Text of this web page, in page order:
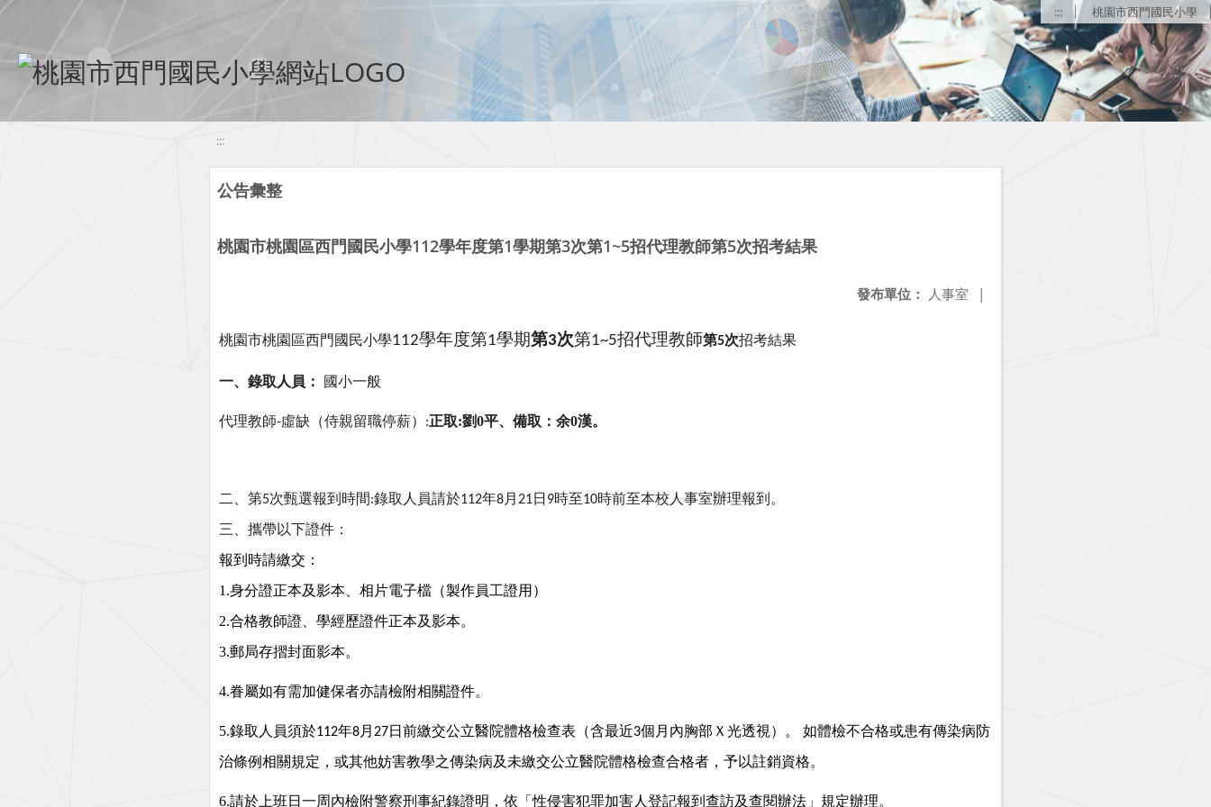
移至網頁之主要內容區位置 ::: 桃園市西門國民小學
:::
公告彙整
桃園市桃園區西門國民小學112學年度第1學期第3次第1~5招代理教師第5次招考結果
發布單位： 人事室 |
桃園市桃園區西門國民小學112學年度第1學期第3次第1~5招代理教師第5次招考結果
一、錄取人員： 國小一般
代理教師-虛缺（侍親留職停薪） :正取:劉0平、備取：余0漢。
二、 第5次甄選報到時間:錄取人員請於112年8月 21日 9時至10時前至本校人事室辦理報到。
三、攜帶以下證件：
報到時請繳交：
1.身分證正本及影本、相片電子檔（製作員工證用）
2.合格教師證、學經歷證件正本及影本。
3.郵局存摺封面影本。
4.眷屬如有需加健保者亦請檢附相關證件。
5.錄取人員須於112年8月 27日前繳交公立醫院體格檢查表（含最近3個月內胸部Ｘ光透視）。
如體檢不合格或患有傳染病防
治條例相關規定，或其他妨害教學之傳染病及未繳交公立醫院體格檢查合格者，予以註銷資格。
6.請於上班日一周內檢附警察刑事紀錄證明，依「性侵害犯罪加害人登記報到查訪及查閱辦法」規定辦理。